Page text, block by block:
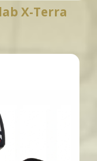
X-Terra